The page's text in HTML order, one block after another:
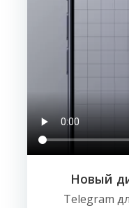
Новый
Telegram